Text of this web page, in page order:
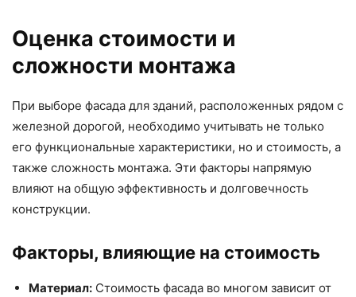
Оценка стоимости и
сложности монтажа
При выборе фасада для зданий, расположенных рядом с
железной дорогой, необходимо учитывать не только
его функциональные характеристики, но и стоимость, а
также сложность монтажа. Эти факторы напрямую
влияют на общую эффективность и долговечность
конструкции.
Факторы, влияющие на стоимость
Материал: Стоимость фасада во многом зависит от